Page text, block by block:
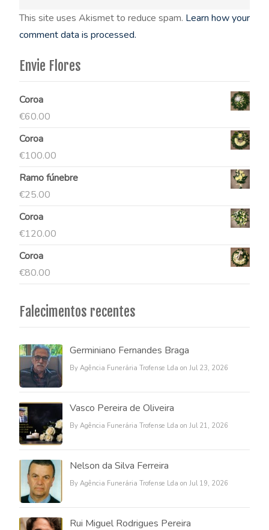
This site uses Akismet to reduce spam. Learn how your
comment data is processed.
Envie Flores
Coroa
€60.00
Coroa
€100.00
Ramo fúnebre
€25.00
Coroa
€120.00
Coroa
€80.00
Falecimentos recentes
Germiniano Fernandes Braga
By Agência Funerária Trofense Lda on Jul 23, 2026
Vasco Pereira de Oliveira
By Agência Funerária Trofense Lda on Jul 21, 2026
Nelson da Silva Ferreira
By Agência Funerária Trofense Lda on Jul 19, 2026
Rui Miguel Rodrigues Pereira